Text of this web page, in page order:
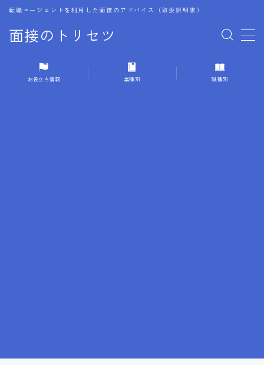
面接のトリセツ
転職エージェントを利用した面接のアドバイス（取扱説明書）
MENU
1.成功する面接戦略
お役立ち情報 業種別 職種別